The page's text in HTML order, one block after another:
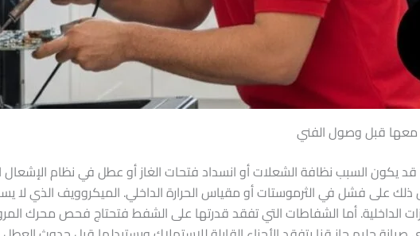
معها قبل وصول الفني
يكون السبب نظافة الشعلات أو انسداد فتحات الغاز أو عطل في نظام الإشعال
ذلك على فشل في الثرموستات أو مقياس الحرارة الداخلي. الميكروويف الذي لا
الداخلية. أما الشفاطات التي تفقد قدرتها على الشفط فتحتاج فحص محرك